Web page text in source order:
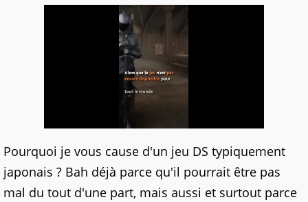
Pourquoi je vous cause d'un jeu DS typiquement
japonais ? Bah déjà parce qu'il pourrait être pas
mal du tout d'une part, mais aussi et surtout parce